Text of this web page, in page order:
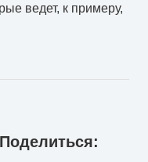
ведет, к примеру,
Поделиться: